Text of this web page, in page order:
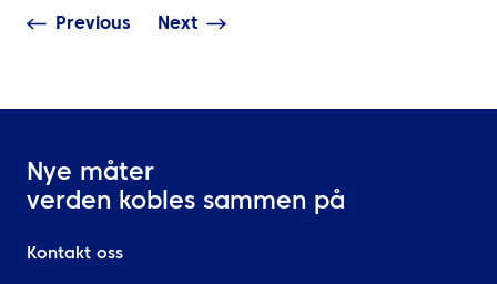
Previous Next
Nye måter
verden kobles sammen på
Kontakt oss